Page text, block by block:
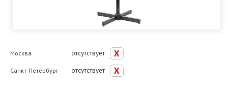
Москва отсутствует
Санкт-Петербург отсутствует